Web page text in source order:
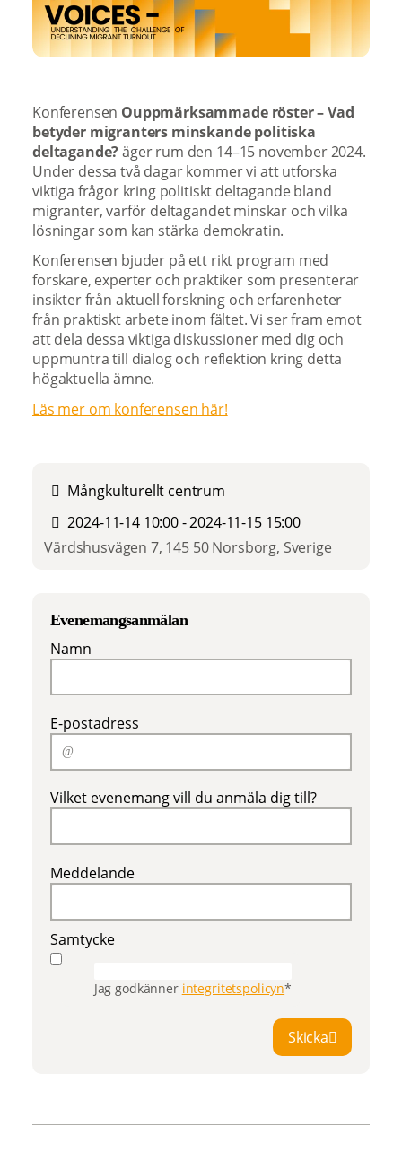
Konferensen Ouppmärksammade röster – Vad
betyder migranters minskande politiska
deltagande?äger rum den 14–15 november 2024.
Under dessa två dagar kommer vi att utforska
viktiga frågor kring politiskt deltagande bland
migranter, varför deltagandet minskar och vilka
lösningar som kan stärka demokratin.
Konferensen bjuder på ett rikt program med
forskare, experter och praktiker som presenterar
insikter från aktuell forskning och erfarenheter
från praktiskt arbete inom fältet. Vi ser fram emot
att dela dessa viktiga diskussioner med dig och
uppmuntra till dialog och reflektion kring detta
högaktuella ämne.
Läs mer om konferensen här!
Mångkulturellt centrum
2024-11-14 10:00 - 2024-11-15 15:00
Värdshusvägen 7, 145 50 Norsborg, Sverige
Evenemangsanmälan
Namn
E-postadress
Vilket evenemang vill du anmäla dig till?
Meddelande
Samtycke
Jag godkänner integritetspolicyn*
Skicka